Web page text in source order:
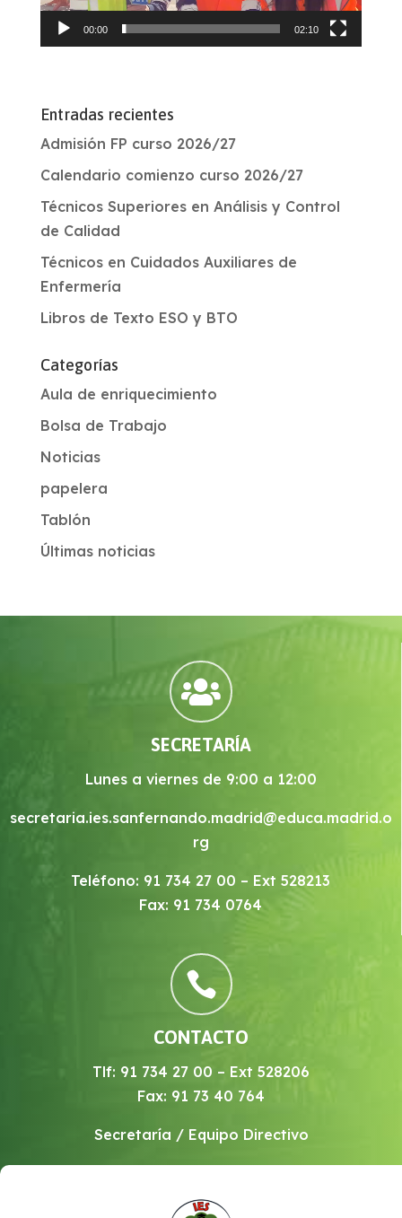
00:00 02:10
Entradas recientes
Admisión FP curso 2026/27
Calendario comienzo curso 2026/27
Técnicos Superiores en Análisis y Control
de Calidad
Técnicos en Cuidados Auxiliares de
Enfermería
Libros de Texto ESO y BTO
Categorías
Aula de enriquecimiento
Bolsa de Trabajo
Noticias
papelera
Tablón
Últimas noticias

SECRETARÍA
Lunes a viernes de 9:00 a 12:00
secretaria.ies.sanfernando.madrid@educa.madrid.o
rg
Teléfono: 91 734 27 00 – Ext 528213
Fax: 91 734 0764

CONTACTO
Tlf: 91 734 27 00 – Ext 528206
Fax: 91 73 40 764
Secretaría / Equipo Directivo